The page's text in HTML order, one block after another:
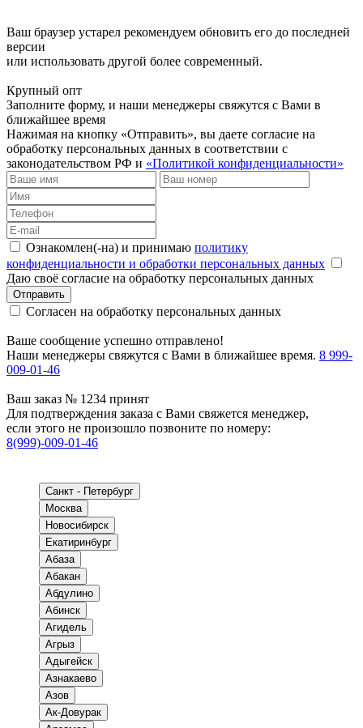
Ваш браузер устарел рекомендуем обновить его до последней
версии
или использовать другой более современный.
Крупный опт
Заполните форму, и наши менеджеры свяжутся с Вами в
ближайшее время
Нажимая на кнопку «Отправить», вы даете согласие на
обработку персональных данных в соответствии с
законодательством РФ и «Политикой конфиденциальности»
Ознакомлен(-на) и принимаю политику
конфиденциальности и обработки персональных данных
Даю своё согласие на обработку персональных данных
Отправить
Согласен на обработку персональных данных
Ваше сообщение успешно отправлено!
Наши менеджеры свяжутся с Вами в ближайшее время. 8 999-
009-01-46
Ваш заказ № 1234 принят
Для подтверждения заказа с Вами свяжется менеджер,
если этого не произошло позвоните по номеру:
8(999)-009-01-46
Санкт - Петербург
Москва
Новосибирск
Екатиринбург
Абаза
Абакан
Абдулино
Абинск
Агидель
Агрыз
Адыгейск
Азнакаево
Азов
Ак-Довурак